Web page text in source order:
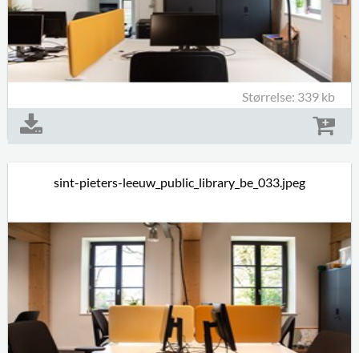
Størrelse: 339 kb
sint-pieters-leeuw_public_library_be_033.jpeg